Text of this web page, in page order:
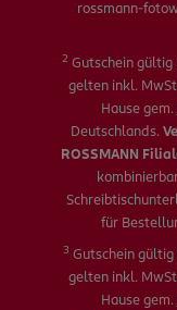
rossmann-
2 Gutschein gültig
gelten inkl.
Hause gem.
Deutschlands.
ROSSMANN
für
3 Gutschein gültig
gelten inkl.
Hause gem.